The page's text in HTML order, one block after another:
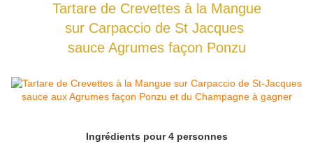
Tartare de Crevettes à la Mangue
sur Carpaccio de St Jacques
sauce Agrumes façon Ponzu
Ingrédients pour 4 personnes